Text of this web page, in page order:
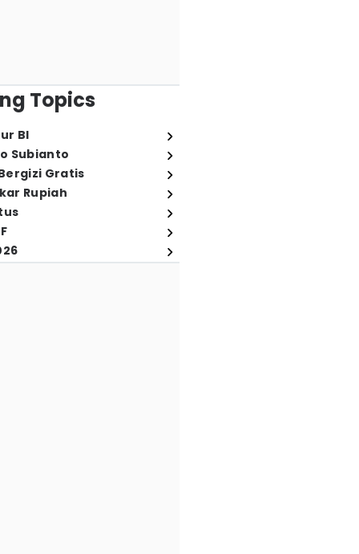
Topics
BI
Subianto
Gratis
Rupiah